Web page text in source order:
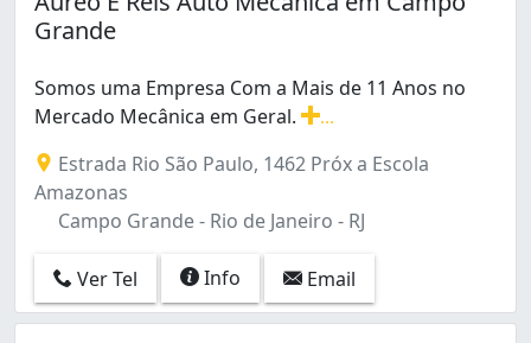
Braz de Pina (1)
Cacuia (1)
Campo dos Afonsos (1)
Centro (3)
Copacabana (2)
Engenheiro Leal (1)
Engenho Novo (2)
Freguesia (Jacarepaguá) (1)
Guaratiba (1)
Higienópolis (1)
Jacarepaguá (2)
Grande
Somos uma Empresa Com a Mais de 11 Anos no
Mercado Mecânica em Geral.
Estrada Rio São Paulo, 1462 Próx a Escola
Amazonas
Campo Grande - Rio de Janeiro - RJ
Ver Tel Info Email